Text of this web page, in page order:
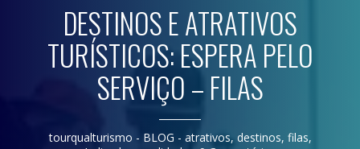
DESTINOS E ATRATIVOS
TURÍSTICOS: ESPERA PELO
SERVIÇO – FILAS
tourqualturismo - BLOG - atrativos, destinos, filas,